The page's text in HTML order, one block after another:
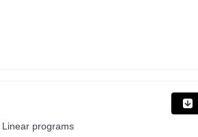
programs